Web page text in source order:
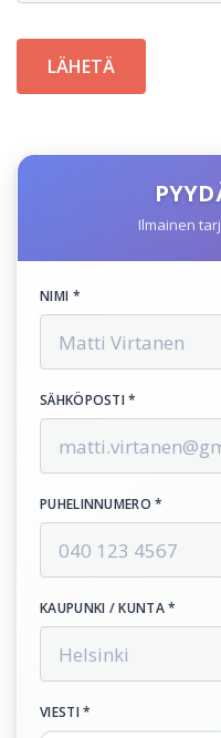
Ilmainen
NIMI *
SÄHKÖPOSTI *
PUHELINNUMERO *
KAUPUNKI / KUNTA *
VIESTI *